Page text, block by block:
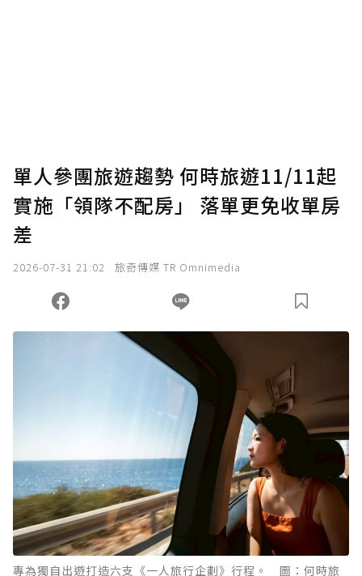
確認送出
您當前剩餘 U 利點數：0點；前往 購買點數
單人參團旅遊趨勢 何時旅遊11/11起
實施「領隊不配房」 落單更免收單房
差
2026-07-31 21:02 旅奇傳媒 TR Omnimedia
專為獨自出遊打造六支《一人旅行企劃》行程。 圖：何時旅